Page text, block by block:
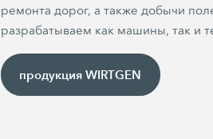
ремонта дорог, а также добычи
разрабатываем как машины, так и
продукция WIRTGEN